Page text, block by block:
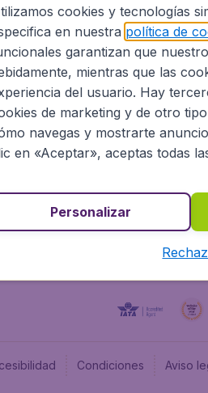
BudgetAir.es
Programa afiliados
Información Legal
Oportunidades profesionales
Condiciones Aviso
cookies y tecnologías
en nuestra política de
garantizan que
mientras que las
del usuario. Hay
de marketing y de otro
navegas y mostrarte
en «Aceptar», aceptas todas
Personalizar